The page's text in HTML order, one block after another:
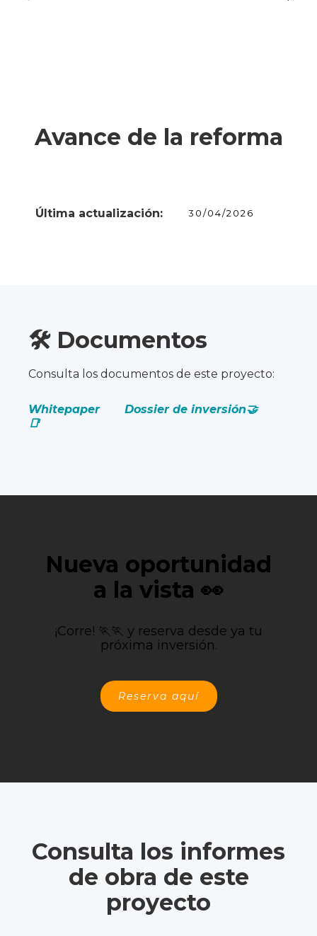
Avance de la reforma
Última actualización: 30/04/2026
🛠️ Documentos
Consulta los documentos de este proyecto:
Whitepaper
📑
Dossier de inversión🤝
Nueva oportunidad
a la vista 👀
¡Corre! 🏃🏃 y reserva desde ya tu
próxima inversión.
Reserva aquí
Consulta los informes
de obra de este
proyecto